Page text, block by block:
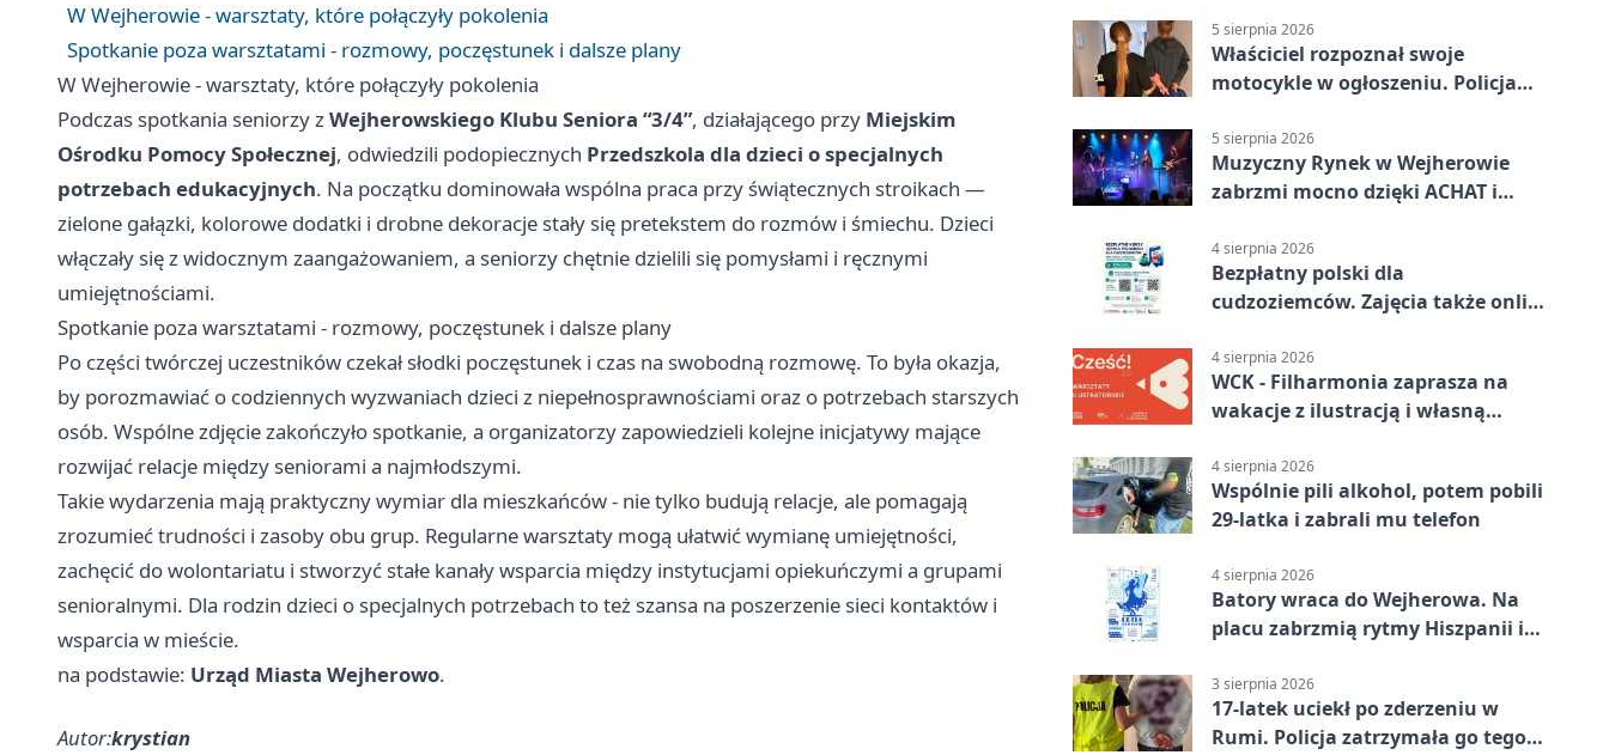
W Wejherowie - warsztaty, które połączyły pokolenia
Spotkanie poza warsztatami - rozmowy, poczęstunek i dalsze plany
W Wejherowie - warsztaty, które połączyły pokolenia
Podczas spotkania seniorzy zWejherowskiego Klubu Seniora “3/4”, działającego przy Miejskim
Ośrodku Pomocy Społecznej, odwiedzili podopiecznych Przedszkola dla dzieci o specjalnych
potrzebach edukacyjnych. Na początku dominowała wspólna praca przy świątecznych stroikach —
zielone gałązki, kolorowe dodatki i drobne dekoracje stały się pretekstem do rozmów i śmiechu. Dzieci
włączały się z widocznym zaangażowaniem, a seniorzy chętnie dzielili się pomysłami i ręcznymi
umiejętnościami.
Spotkanie poza warsztatami - rozmowy, poczęstunek i dalsze plany
Po części twórczej uczestników czekał słodki poczęstunek i czas na swobodną rozmowę. To była okazja,
by porozmawiać o codziennych wyzwaniach dzieci z niepełnosprawnościami oraz o potrzebach starszych
osób. Wspólne zdjęcie zakończyło spotkanie, a organizatorzy zapowiedzieli kolejne inicjatywy mające
rozwijać relacje między seniorami a najmłodszymi.
Takie wydarzenia mają praktyczny wymiar dla mieszkańców - nie tylko budują relacje, ale pomagają
zrozumieć trudności i zasoby obu grup. Regularne warsztaty mogą ułatwić wymianę umiejętności,
zachęcić do wolontariatu i stworzyć stałe kanały wsparcia między instytucjami opiekuńczymi a grupami
senioralnymi. Dla rodzin dzieci o specjalnych potrzebach to też szansa na poszerzenie sieci kontaktów i
wsparcia w mieście.
na podstawie: Urząd Miasta Wejherowo.
Autor:krystian
5 sierpnia 2026
Właściciel rozpoznał swoje
motocykle w ogłoszeniu. Policja
5 sierpnia 2026
Muzyczny Rynek w Wejherowie
zabrzmi mocno dzięki ACHAT i
4 sierpnia 2026
Bezpłatny polski dla
cudzoziemców. Zajęcia także online
4 sierpnia 2026
WCK - Filharmonia zaprasza na
wakacje z ilustracją i własną
4 sierpnia 2026
Wspólnie pili alkohol, potem pobili
29-latka i zabrali mu telefon
4 sierpnia 2026
Batory wraca do Wejherowa. Na
placu zabrzmią rytmy Hiszpanii i
3 sierpnia 2026
17-latek uciekł po zderzeniu w
Rumi. Policja zatrzymała go tego